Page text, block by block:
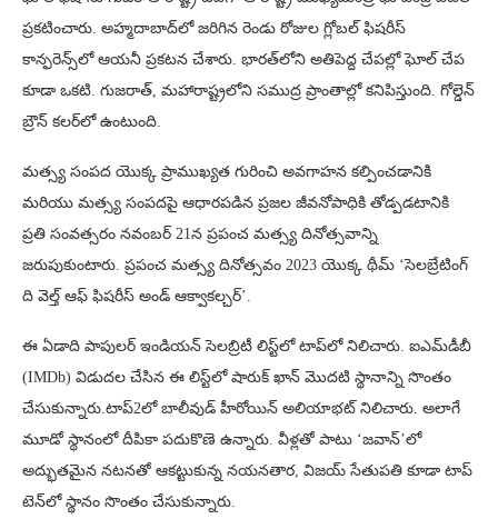
ప్రకటించారు. అహ్మదాబాద్‌లో జరిగిన రెండు రోజుల గ్లోబల్ ఫిషరీస్
కాన్ఫరెన్స్‌లో ఆయనీ ప్రకటన చేశారు. భారత్‌లోని అతిపెద్ద చేపల్లో ఘోల్ చేప
కూడా ఒకటి. గుజరాత్, మహారాష్ట్రలోని సముద్ర ప్రాంతాల్లో కనిపిస్తుంది. గోల్డెన్
బ్రౌన్ కలర్‌లో ఉంటుంది.
మత్స్య సంపద యొక్క ప్రాముఖ్యత గురించి అవగాహన కల్పించడానికి
మరియు మత్స్య సంపదపై ఆధారపడిన ప్రజల జీవనోపాధికి తోడ్పడటానికి
ప్రతి సంవత్సరం నవంబర్ 21న ప్రపంచ మత్స్య దినోత్సవాన్ని
జరుపుకుంటారు. ప్రపంచ మత్స్య దినోత్సవం 2023 యొక్క థీమ్ ‘సెలబ్రేటింగ్
ది వెల్త్ ఆఫ్ ఫిషరీస్ అండ్ ఆక్వాకల్చర్’.
ఈ ఏడాది పాపులర్‌ ఇండియన్‌ సెలబ్రిటీ లిస్ట్‌లో టాప్‌లో నిలిచారు. ఐఎమ్‌డీబీ
(IMDb) విడుదల చేసిన ఈ లిస్ట్‌లో షారుక్‌ ఖాన్‌ మొదటి స్థానాన్ని సొంతం
చేసుకున్నారు.టాప్2లో బాలీవుడ్ హీరోయిన్‌ అలియాభట్‌ నిలిచారు. అలాగే
మూడో స్థానంలో దీపికా పదుకొణె ఉన్నారు. వీళ్లతో పాటు ‘జవాన్‌’లో
అద్భుతమైన నటనతో ఆకట్టుకున్న నయనతార, విజయ్‌ సేతుపతి కూడా టాప్
టెన్‌లో స్థానం సొంతం చేసుకున్నారు.